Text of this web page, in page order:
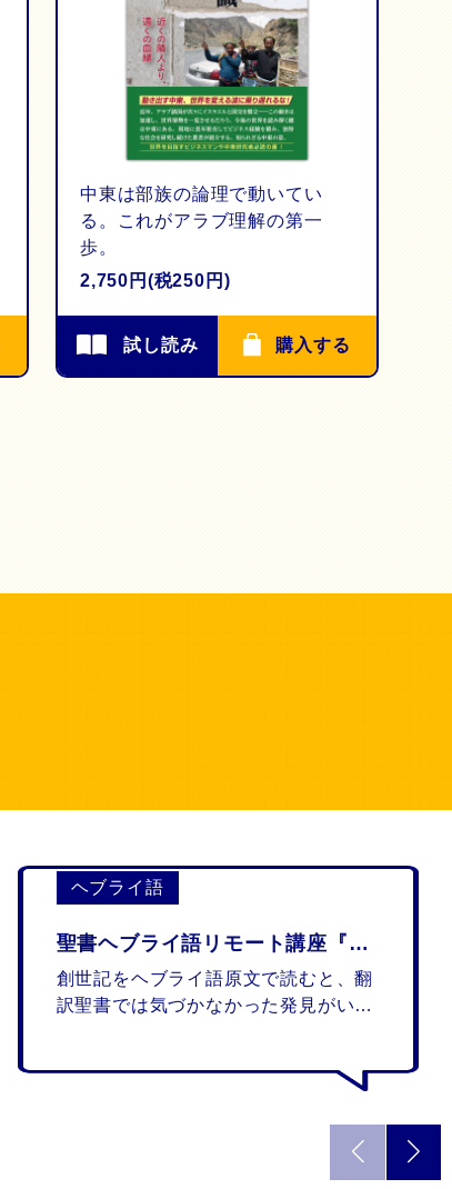
中東は部族の論理で動いてい
る。これがアラブ理解の第一
歩。
2,750円(税250円)
試し読み 購入する
ヘブライ語
聖書ヘブライ語リモート講座『創世記』
創世記をヘブライ語原文で読むと、翻
訳聖書では気づかなかった発見がいっ